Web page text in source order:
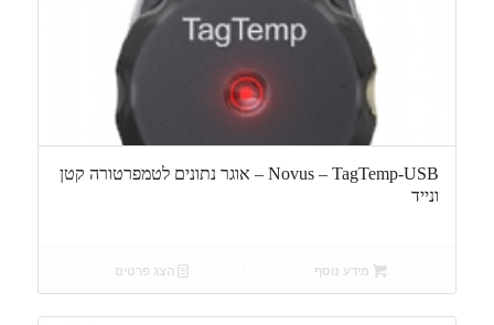
Novus – TagTemp-USB – אוגר נתונים לטמפרטורה קטן
ונייד
מידע נוסף הצג פרטים